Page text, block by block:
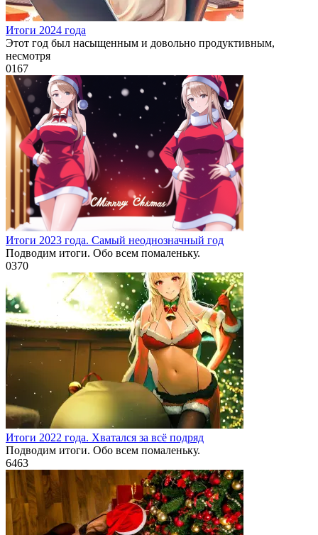
Итоги 2024 года
Этот год был насыщенным и довольно продуктивным,
несмотря
0167
Итоги 2023 года. Самый неоднозначный год
Подводим итоги. Обо всем помаленьку.
0370
Итоги 2022 года. Хватался за всё подряд
Подводим итоги. Обо всем помаленьку.
6463